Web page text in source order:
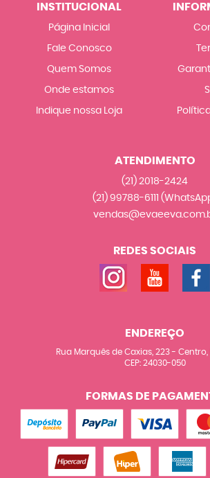
INSTITUCIONAL
Página Inicial
Fale Conosco
Quem Somos
Onde estamos
Indique nossa Loja
ATENDIMENTO
(21) 2018-2424
(21) 99788-6111
REDES SOCIAIS
ENDEREÇO
Rua Marquês de Caxias, 223- Centro,
CEP: 24030-050
FORMAS DE